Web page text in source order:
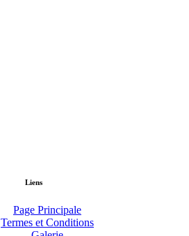
Liens
Page Principale
Termes et Conditions